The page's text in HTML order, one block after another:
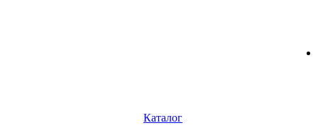
Каталог